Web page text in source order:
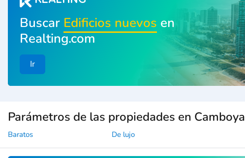
Buscar Edificios nuevos en
Realting.com
Ir
Parámetros de las propiedades en Camboya
Baratos De lujo